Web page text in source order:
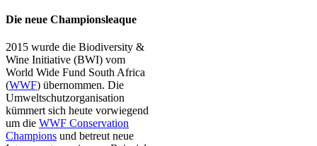
Die neue Championsleaque
2015 wurde die Biodiversity &
Wine Initiative (BWI) vom
World Wide Fund South Africa
(WWF) übernommen. Die
Umweltschutzorganisation
kümmert sich heute vorwiegend
um die WWF Conservation
Champions und betreut neue